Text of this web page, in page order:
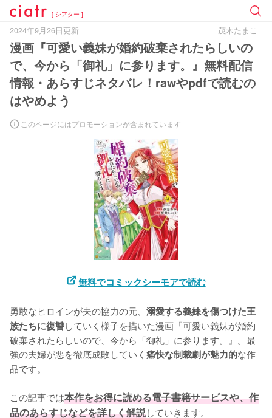
[ シアター ]
2024年9月26日更新 茂木たまこ
漫画『可愛い義妹が婚約破棄されたらしいの
で、今から「御礼」に参ります。』無料配信
情報・あらすじネタバレ！rawやpdfで読むの
はやめよう
このページにはプロモーションが含まれています
無料でコミックシーモアで読む
勇敢なヒロインが夫の協力の元、 溺愛する義妹を傷つけた王
族たちに復讐していく様子を描いた漫画『可愛い義妹が婚約
破棄されたらしいので、今から「御礼」に参ります。』。最
強の夫婦が悪を徹底成敗していく 痛快な制裁劇が魅力的な作
品です。
この記事では本作をお得に読める電子書籍サービスや、作
品のあらすじなどを詳しく解説していきます。